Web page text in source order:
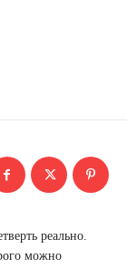
реально.
можно